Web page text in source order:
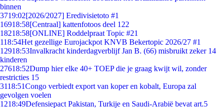
binnen
3719:02[2026/2027] Eredivisietoto #1
16918:58[Centraal] kattenfotoos deel 122
18218:58[ONLINE] Roddelpraat Topic #21
118:54Het gezellige Eurojackpot KNVB Bekertopic 2026/27 #1
12918:53Invalkracht kinderdagverblijf Jan B. (66) misbruikt zeker 14
kinderen
27618:52Dump hier elke 40+ TOEP die je graag kwijt wil, zonder
restricties 15
3118:51Congo verbiedt export van koper en kobalt, Europa zal
gevolgen voelen
1218:49Defensiepact Pakistan, Turkije en Saudi-Arabië bevat art.5